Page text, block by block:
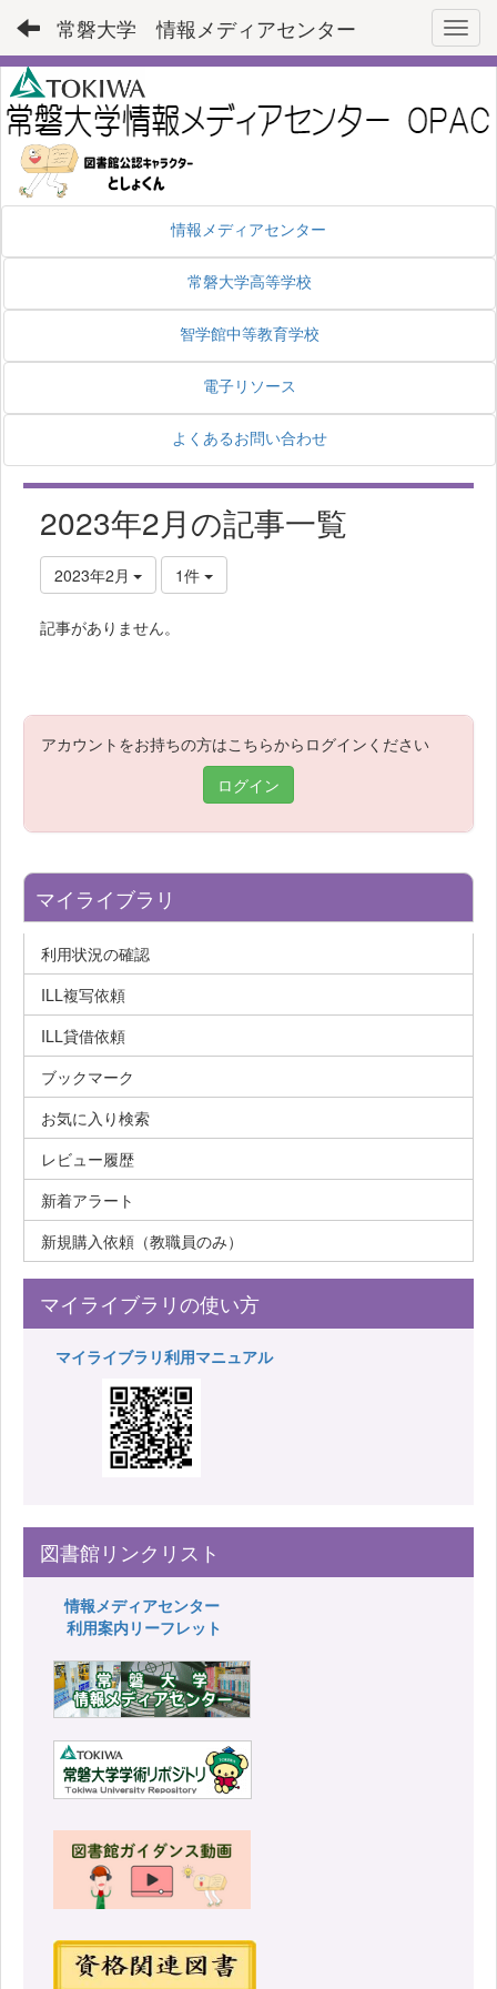
常磐大学 情報メディアセンター
情報メディアセンター
常磐大学高等学校
智学館中等教育学校
電子リソース
よくあるお問い合わせ
2023年2月の記事一覧
2023年2月 1件
記事がありません。
アカウントをお持ちの方はこちらからログインください
ログイン
マイライブラリ
利用状況の確認
ILL複写依頼
ILL貸借依頼
ブックマーク
お気に入り検索
レビュー履歴
新着アラート
新規購入依頼（教職員のみ）
マイライブラリの使い方
マイライブラリ利用マニュアル
図書館リンクリスト
情報メディアセンター
利用案内リーフレット